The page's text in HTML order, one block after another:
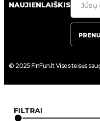
NAUJIENLAIŠKIS
© 2025 FinFun.lt Visos teisės
FILTRAI